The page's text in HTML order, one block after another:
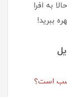
به افرا
ببرید!
است؟